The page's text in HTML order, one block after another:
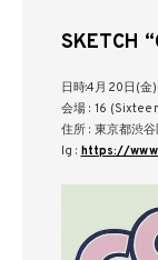
SKETCH
日時:4月20日(金
会場 : 16
住所 : 東京都渋
Ig : https://